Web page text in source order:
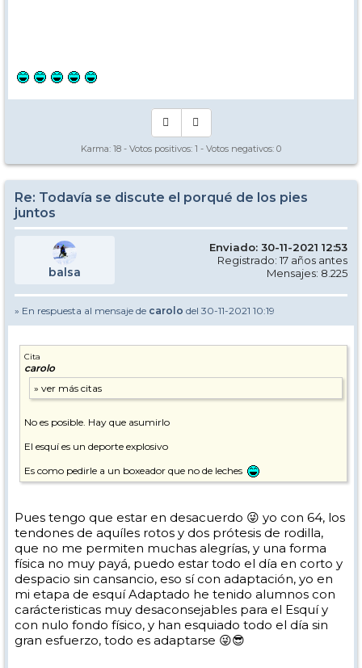
Karma: 18 - Votos positivos: 1 - Votos negativos: 0
Re: Todavía se discute el porqué de los pies
juntos
balsa
Enviado: 30-11-2021 12:53
Registrado: 17 años antes
Mensajes: 8.225
» En respuesta al mensaje de carolo del 30-11-2021 10:19
Cita
carolo
No es posible. Hay que asumirlo
El esquí es un deporte explosivo
Es como pedirle a un boxeador que no de leches
Pues tengo que estar en desacuerdo 😜 yo con 64, los
tendones de aquíles rotos y dos prótesis de rodilla,
que no me permiten muchas alegrías, y una forma
física no muy payá, puedo estar todo el día en corto y
despacio sin cansancio, eso sí con adaptación, yo en
mi etapa de esquí Adaptado he tenido alumnos con
carácteristicas muy desaconsejables para el Esquí y
con nulo fondo físico, y han esquiado todo el día sin
gran esfuerzo, todo es adaptarse 😜😎